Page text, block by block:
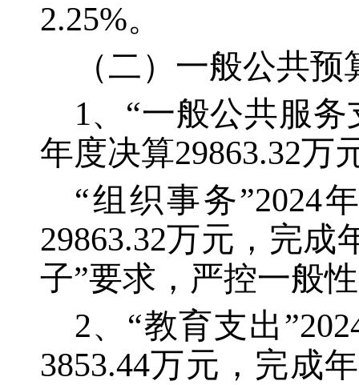
2.25%。
（二）一般公共
1、“一般公共服务
年度决算29863.32万
“组织事务”2024
29863.32万元，完成
子”要求，严控一般
2、“教育支出
3853.44万元，完成